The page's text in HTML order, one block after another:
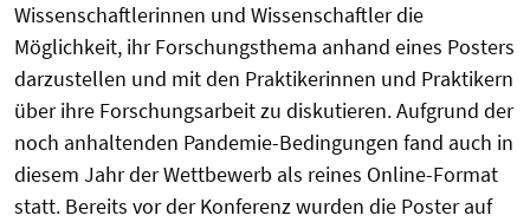
Wissenschaftlerinnen und Wissenschaftler die
Möglichkeit, ihr Forschungsthema anhand eines Posters
darzustellen und mit den Praktikerinnen und Praktikern
über ihre Forschungsarbeit zu diskutieren. Aufgrund der
noch anhaltenden Pandemie-Bedingungen fand auch in
diesem Jahr der Wettbewerb als reines Online-Format
statt. Bereits vor der Konferenz wurden die Poster auf